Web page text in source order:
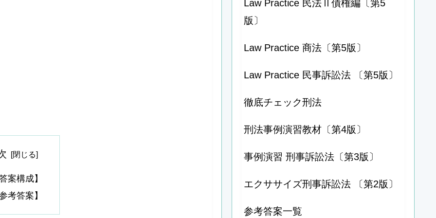
答案構成】
参考答案】
Law Practice 民法Ⅱ債権編〔第5
版〕
Law Practice 商法〔第5版〕
Law Practice 民事訴訟法 〔第5版〕
徹底チェック刑法
刑法事例演習教材〔第4版〕
事例演習 刑事訴訟法〔第3版〕
エクササイズ刑事訴訟法 〔第2版〕
参考答案一覧